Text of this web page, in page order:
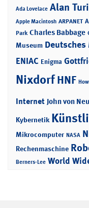
Ada Lovelace Alan
Apple Macintosh ARPANET
Park Charles Babbage
Museum
ENIAC Enigma
NixdorfHNF
Internet John von
Kybernetik
Mikrocomputer NASA
Rechenmaschine
Berners-Lee World